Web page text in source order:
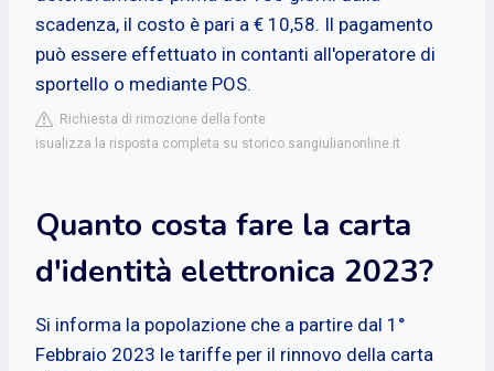
scadenza, il costo è pari a € 10,58. Il pagamento
può essere effettuato in contanti all'operatore di
sportello o mediante POS.
Richiesta di rimozione della fonte
isualizza la risposta completa su storico.sangiulianonline.it
Quanto costa fare la carta
d'identità elettronica 2023?
Si informa la popolazione che a partire dal 1°
Febbraio 2023 le tariffe per il rinnovo della carta